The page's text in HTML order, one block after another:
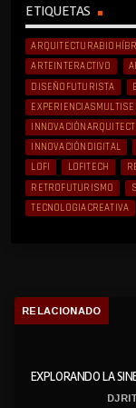
ETIQUETAS
ARTEINTERACTIVO
DISEÑOFUTURISTA
INNOVACIÓNDIGITAL
LOFI
LOFITECH
RETROFUTURISMO
TECNOLOGIACREATIVA
RELACIONADO
EXPLORANDO LA